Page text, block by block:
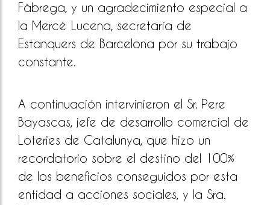
Fàbrega, y un agradecimiento especial a
la Mercè Lucena, secretaría de
Estanquers de Barcelona por su trabajo
constante.
A continuación intervinieron el Sr. Pere
Bayascas, jefe de desarrollo comercial de
Loteries de Catalunya, que hizo un
recordatorio sobre el destino del 100%
de los beneficios conseguidos por esta
entidad a acciones sociales, y la Sra.